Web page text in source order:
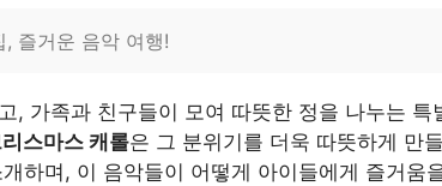
즐거운 음악 여행!
, 가족과 친구들이 모여 따뜻한 정을 나누는 특
스마스 캐롤은 그 분위기를 더욱 따뜻하게 만
하며, 이 음악들이 어떻게 아이들에게 즐거움